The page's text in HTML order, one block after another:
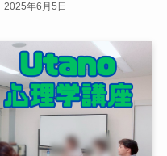
2025年6月5日